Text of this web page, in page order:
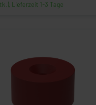
Lieferzeit 1-3 Tage